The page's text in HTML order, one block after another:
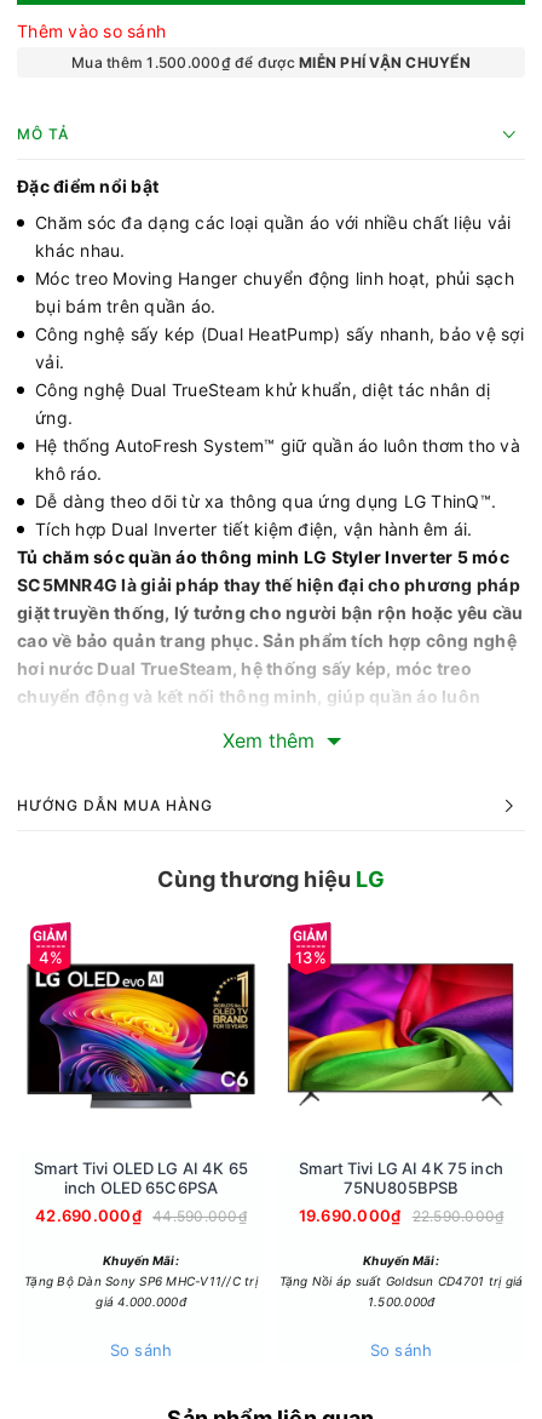
Thêm vào so sánh
Mua thêm 1.500.000₫ để đượcMIỄN PHÍ VẬN CHUYỂN
MÔ TẢ
Đặc điểm nổi bật
Chăm sóc đa dạng các loại quần áo với nhiều chất liệu vải
khác nhau.
Móc treo Moving Hanger chuyển động linh hoạt, phủi sạch
bụi bám trên quần áo.
Công nghệ sấy kép (Dual HeatPump) sấy nhanh, bảo vệ sợi
vải.
Công nghệ Dual TrueSteam khử khuẩn, diệt tác nhân dị
ứng.
Hệ thống AutoFresh System™ giữ quần áo luôn thơm tho và
khô ráo.
Dễ dàng theo dõi từ xa thông qua ứng dụng LG ThinQ™.
Tích hợp Dual Inverter​ tiết kiệm điện, vận hành êm ái.
Tủ chăm sóc quần áo thông minh LG Styler Inverter 5 móc
SC5MNR4G là giải pháp thay thế hiện đại cho phương pháp
giặt truyền thống, lý tưởng cho người bận rộn hoặc yêu cầu
cao về bảo quản trang phục. Sản phẩm tích hợp công nghệ
hơi nước Dual TrueSteam, hệ thống sấy kép, móc treo
chuyển động và kết nối thông minh, giúp quần áo luôn
- Sản phẩm nổi bật với thiết kế dạng tủ đứng gọn gàng, phủ
gian nội thất cao cấp như phòng ngủ, phòng thay đồ hoặc
- Toàn bộ khung và cánh tủ sử dụng vật liệu kim loại, kết hợp
cửa kính chịu lực mờ, không chỉ bền mà còn đảm bảo an toàn
khi sử dụng hơi nước nóng.
Bảng điều khiển
- Bảng điều khiển cảm ứng với giao diện tiếng Việt dễ hiểu,
Xem thêm
HƯỚNG DẪN MUA HÀNG
Cùng thương hiệu LG
4%
Smart Tivi OLED LG AI 4K 65
inch OLED 65C6PSA
42.690.000₫
44.590.000₫
Khuyến Mãi:
Tặng Bộ Dàn Sony SP6 MHC-V11//C trị
giá 4.000.000đ
So sánh
13%
Smart Tivi LG AI 4K 75 inch
75NU805BPSB
19.690.000₫
22.590.000₫
Khuyến Mãi:
Tặng Nồi áp suất Goldsun CD4701 trị giá
1.500.000đ
So sánh